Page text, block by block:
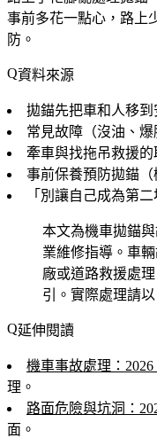
事前多花一點心，路上
防。
資料來源
拋錨先把車和人移到
常見故障（沒油、
牽車與找拖吊救援的
事前保養預防拋錨（
「別讓自己成為第
本文為機車拋錨
業維修指導。車
廠或道路救援處
引。實際處理請
延伸閱讀
機車事故處理：
理。
路面危險與坑洞：
面。